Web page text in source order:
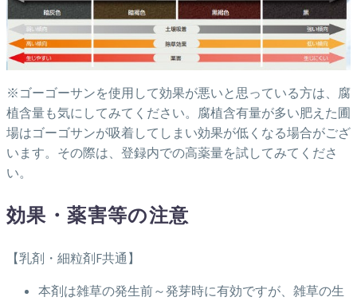
※ゴーゴーサンを使用して効果が悪いと思っている方は、腐
植含量も気にしてみてください。腐植含有量が多い肥えた圃
場はゴーゴサンが吸着してしまい効果が低くなる場合がござ
います。その際は、登録内での高薬量を試してみてくださ
い。
効果・薬害等の注意
【乳剤・細粒剤F共通】
本剤は雑草の発生前～発芽時に有効ですが、雑草の生